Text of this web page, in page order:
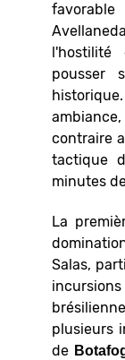
pousser
contraire
tactique
minutes
La
Salas,
plusieurs
de